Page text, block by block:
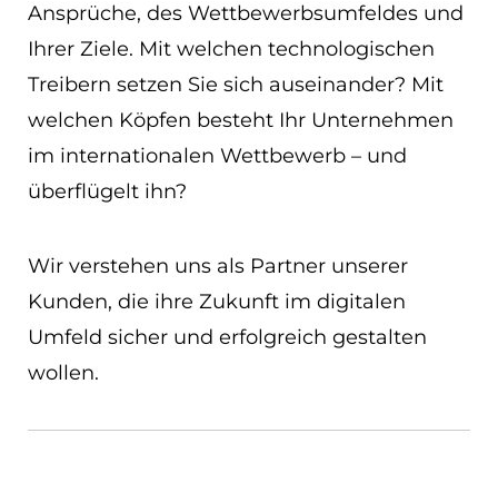
Ansprüche, des Wettbewerbsumfeldes und
Ihrer Ziele. Mit welchen technologischen
Treibern setzen Sie sich auseinander? Mit
welchen Köpfen besteht Ihr Unternehmen
im internationalen Wettbewerb – und
überflügelt ihn?
Wir verstehen uns als Partner unserer
Kunden, die ihre Zukunft im digitalen
Umfeld sicher und erfolgreich gestalten
wollen.